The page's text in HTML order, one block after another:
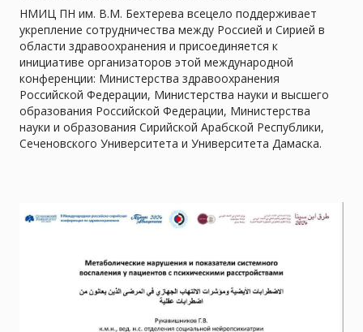
НМИЦ ПН им. В.М. Бехтерева всецело поддерживает
укрепление сотрудничества между Россией и Сирией в
области здравоохранения и присоединяется к
инициативе организаторов этой международной
конференции: Министерства здравоохранения
Российской Федерации, Министерства науки и высшего
образования Российской Федерации, Министерства
науки и образования Сирийской Арабской Республики,
Сеченовского Университета и Университета Дамаска.